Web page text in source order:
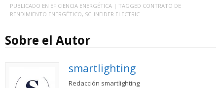
PUBLICADO EN EFICIENCIA ENERGÉTICA | TAGGED CONTRATO DE
RENDIMIENTO ENERGÉTICO, SCHNEIDER ELECTRIC
Sobre el Autor
smartlighting
Redacción smartlighting